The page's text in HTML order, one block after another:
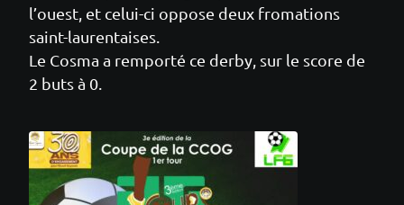
l’ouest, et celui-ci oppose deux fromations
saint-laurentaises.
Le Cosma a remporté ce derby, sur le score de
2 buts à 0.